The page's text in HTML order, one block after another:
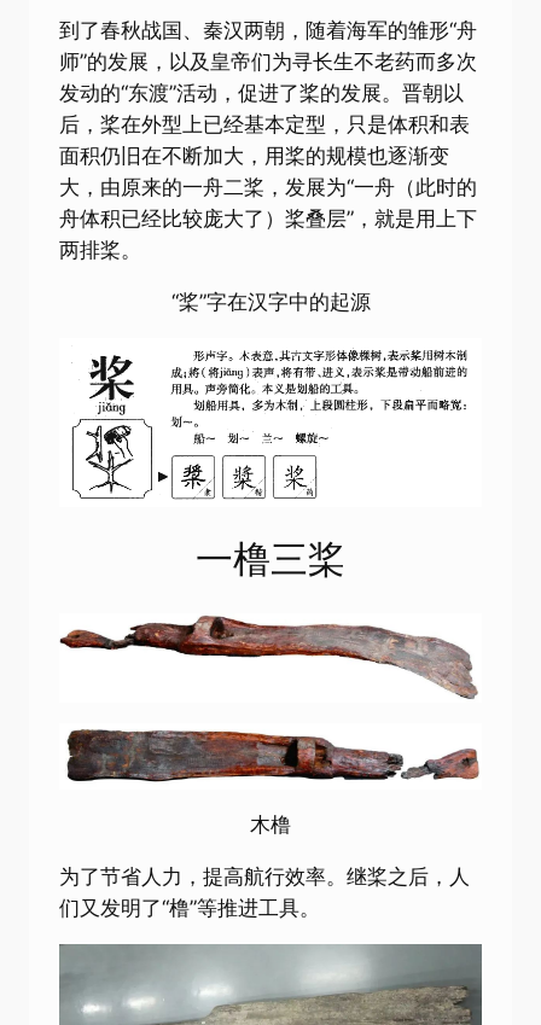
到了春秋战国、秦汉两朝，随着海军的雏形“舟
师”的发展，以及皇帝们为寻长生不老药而多次
发动的“东渡”活动，促进了桨的发展。晋朝以
后，桨在外型上已经基本定型，只是体积和表
面积仍旧在不断加大，用桨的规模也逐渐变
大，由原来的一舟二桨，发展为“一舟（此时的
舟体积已经比较庞大了）桨叠层”，就是用上下
两排桨。
“桨”字在汉字中的起源
一橹三桨
木橹
为了节省人力，提高航行效率。继桨之后，人
们又发明了“橹”等推进工具。